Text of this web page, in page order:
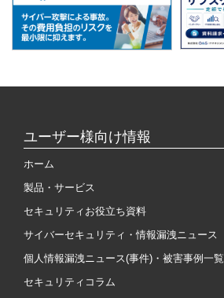
ユーザー様向け情報
ホーム
製品・サービス
セキュリティお役立ち資料
サイバーセキュリティ・情報漏洩ニュース
個人情報漏洩ニュース(事件)・被害事例一覧
セキュリティコラム